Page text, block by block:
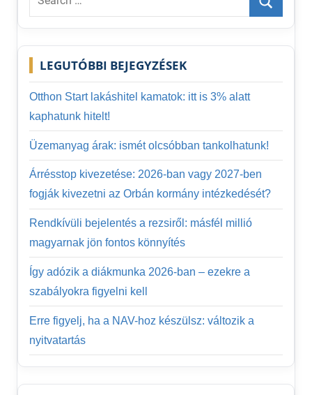
Search
LEGUTÓBBI BEJEGYZÉSEK
Otthon Start lakáshitel kamatok: itt is 3% alatt
kaphatunk hitelt!
Üzemanyag árak: ismét olcsóbban tankolhatunk!
Árrésstop kivezetése: 2026-ban vagy 2027-ben
fogják kivezetni az Orbán kormány intézkedését?
Rendkívüli bejelentés a rezsiről: másfél millió
magyarnak jön fontos könnyítés
Így adózik a diákmunka 2026-ban – ezekre a
szabályokra figyelni kell
Erre figyelj, ha a NAV-hoz készülsz: változik a
nyitvatartás